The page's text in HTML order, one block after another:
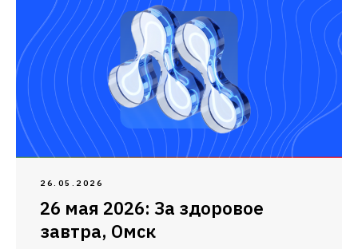
26.05.2026
26 мая 2026: За здоровое
завтра, Омск